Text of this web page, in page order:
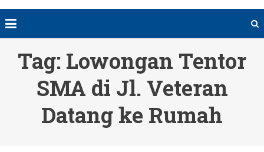
Tag: Lowongan Tentor
SMA di Jl. Veteran
Datang ke Rumah